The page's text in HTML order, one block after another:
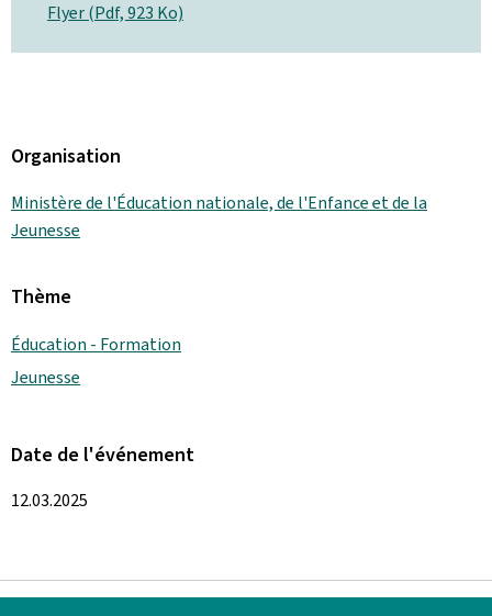
Flyer (Pdf, 923 Ko)
Organisation
Ministère de l'Éducation nationale, de l'Enfance et de la
Jeunesse
Thème
Éducation - Formation
Jeunesse
Date de l'événement
12.03.2025